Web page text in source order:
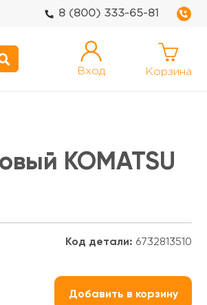
8 (800) 333-65-81
Вход Корзина
KOMATSU
Код детали: 6732813510
Добавить в корзину